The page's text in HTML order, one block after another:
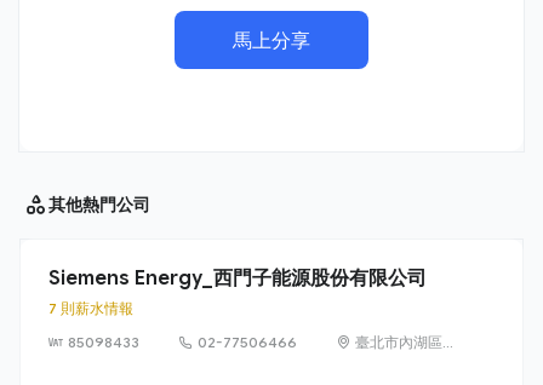
馬上分享
其他熱門公司
Siemens Energy_西門子能源股份有限公司
7 則薪水情報
85098433
02-77506466
臺北市內湖區